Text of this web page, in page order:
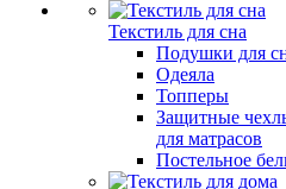
Текстиль для сна
Подушки для
Одеяла
Топперы
Защитные
для матрасов
Постельное